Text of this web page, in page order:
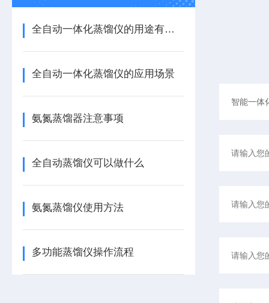
全自动一体化蒸馏仪的用途有哪些
全自动一体化蒸馏仪的应用场景
氨氮蒸馏器注意事项
全自动蒸馏仪可以做什么
氨氮蒸馏仪使用方法
多功能蒸馏仪操作流程